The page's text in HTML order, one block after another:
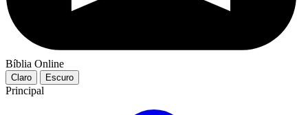
Bíblia Online
Claro Escuro
Principal